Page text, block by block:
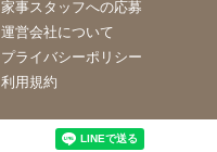
家事スタッフへの応募
運営会社について
プライバシーポリシー
利用規約